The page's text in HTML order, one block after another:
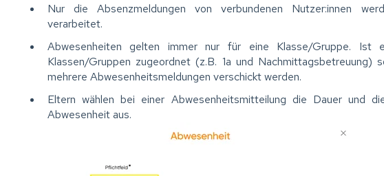
Nur die Absenzmeldungen von verbundenen Nutzer:innen
verarbeitet.
Abwesenheiten gelten immer nur für eine Klasse/Gruppe. Ist
Klassen/Gruppen zugeordnet (z.B. 1a und Nachmittagsbetreuung)
mehrere Abwesenheitsmeldungen verschickt werden.
Eltern wählen bei einer Abwesenheitsmitteilung die Dauer und
Abwesenheit aus.